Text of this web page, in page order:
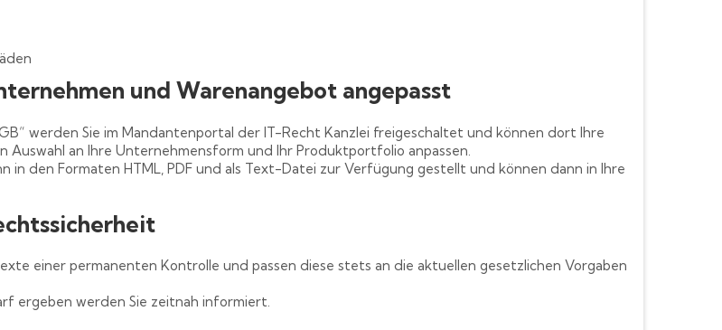
und Warenangebot angepasst
werden Sie im Mandantenportal der IT-Recht Kanzlei freigeschaltet und können dort Ihre
an Ihre Unternehmensform und Ihr Produktportfolio anpassen.
den Formaten HTML, PDF und als Text-Datei zur Verfügung gestellt und können dann in Ihre
einer permanenten Kontrolle und passen diese stets an die aktuellen gesetzlichen Vorgaben
ergeben werden Sie zeitnah informiert.